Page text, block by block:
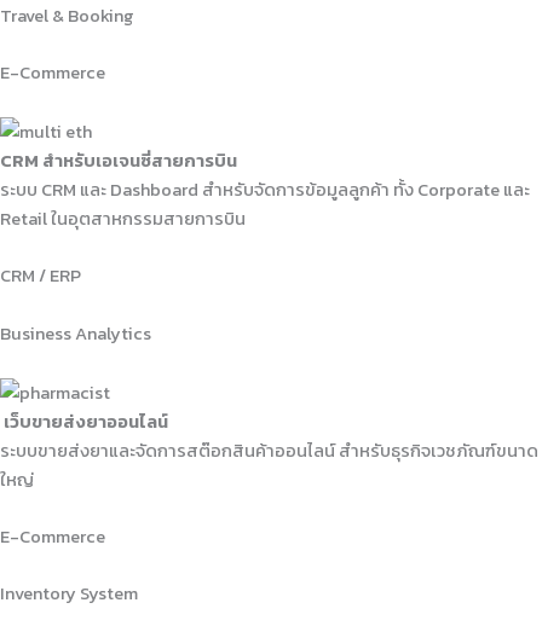
Travel & Booking
E-Commerce
CRM สำหรับเอเจนซี่สายการบิน
ระบบ CRM และ Dashboard สำหรับจัดการข้อมูลลูกค้า ทั้ง Corporate และ
Retail ในอุตสาหกรรมสายการบิน
CRM / ERP
Business Analytics
เว็บขายส่งยาออนไลน์
ระบบขายส่งยาและจัดการสต๊อกสินค้าออนไลน์ สำหรับธุรกิจเวชภัณฑ์ขนาด
ใหญ่
E-Commerce
Inventory System